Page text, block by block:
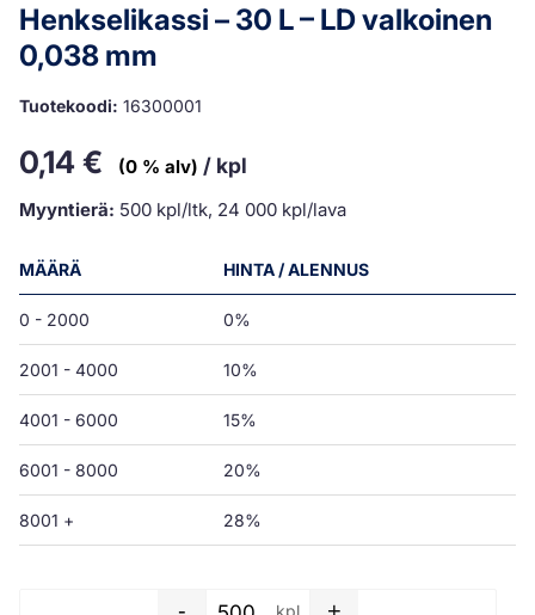
Henkselikassi – 30 L – LD valkoinen
0,038 mm
Tuotekoodi: 16300001
0,14€ (0 % alv) / kpl
Myyntierä: 500 kpl/ltk, 24 000 kpl/lava
MÄÄRÄ HINTA / ALENNUS
0 - 2000 0%
2001 - 4000 10%
4001 - 6000 15%
6001 - 8000 20%
8001 + 28%
kpl